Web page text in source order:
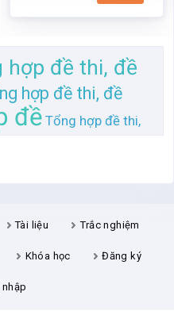
hợp đề thi, đề
hợp đề thi, đề
đề Tổng hợp đề thi,
Tài liệu Trắc nghiệm
Khóa học Đăng ký